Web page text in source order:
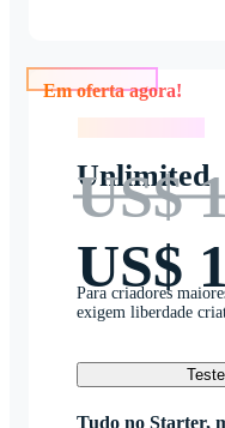
Unlimited
US$
US$
Para criadores
exigem liberdade
Tudo no Starter,